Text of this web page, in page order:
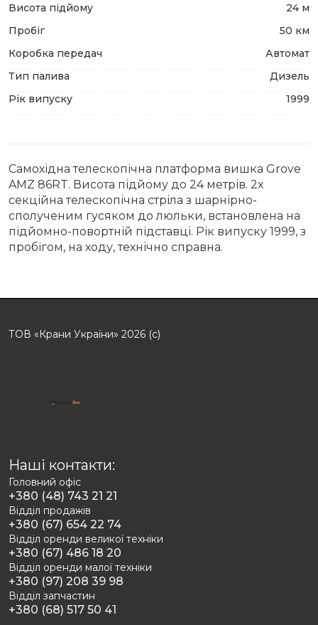
Висота підйому
24 м
Пробіг
50 км
Коробка передач
Автомат
Тип палива
Дизель
Рік випуску
1999
Самохідна телескопічна платформа вишка Grove
AMZ 86RT. Висота підйому до 24 метрів. 2х
секційна телескопічна стріла з шарнірно-
сполученим гусяком до люльки, встановлена ​​на
підйомно-повортній підставці. Рік випуску 1999, з
пробігом, на ходу, технічно справна.
ТОВ «Крани України» 2026 (с)
Наші контакти:
Головний офіс
+380 (48) 743 21 21
Відділ продажів
+380 (67) 654 22 74
Відділ оренди великої техніки
+380 (67) 486 18 20
Відділ оренди малої техніки
+380 (97) 208 39 98
Відділ запчастин
+380 (68) 517 50 41